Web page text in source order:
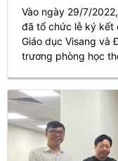
Vào ngày 29/7/
đã tổ chức lễ ký kết
Giáo dục Visang và
trương phòng học